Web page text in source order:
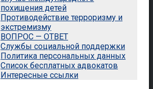
похищения детей
Противодействие терроризму и
экстремизму
ВОПРОС — ОТВЕТ
Службы социальной поддержки
Политика персональных данных
Список бесплатных адвокатов
Интересные ссылки